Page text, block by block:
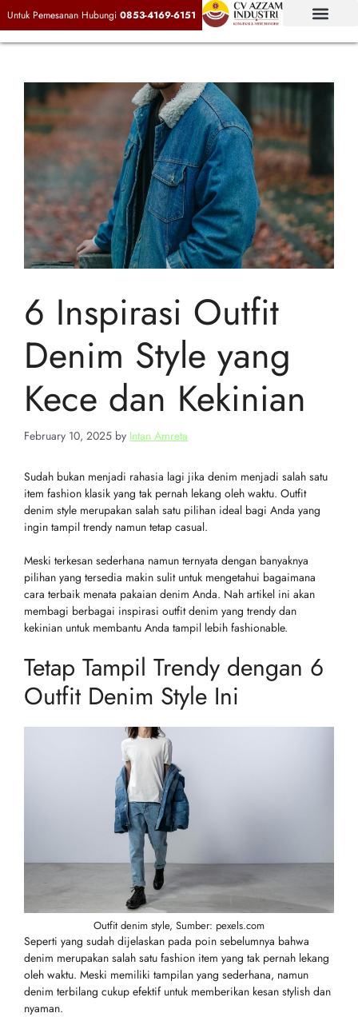
Untuk Pemesanan Hubungi 0853-4169-6151
6 Inspirasi Outfit
Denim Style yang
Kece dan Kekinian
February 10, 2025 by Intan Amreta
Sudah bukan menjadi rahasia lagi jika denim menjadi salah satu
item fashion klasik yang tak pernah lekang oleh waktu. Outfit
denim style merupakan salah satu pilihan ideal bagi Anda yang
ingin tampil trendy namun tetap casual.
Meski terkesan sederhana namun ternyata dengan banyaknya
pilihan yang tersedia makin sulit untuk mengetahui bagaimana
cara terbaik menata pakaian denim Anda. Nah artikel ini akan
membagi berbagai inspirasi outfit denim yang trendy dan
kekinian untuk membantu Anda tampil lebih fashionable.
Tetap Tampil Trendy dengan 6
Outfit Denim Style Ini
Outfit denim style, Sumber: pexels.com
Seperti yang sudah dijelaskan pada poin sebelumnya bahwa
denim merupakan salah satu fashion item yang tak pernah lekang
oleh waktu. Meski memiliki tampilan yang sederhana, namun
denim terbilang cukup efektif untuk memberikan kesan stylish dan
nyaman.